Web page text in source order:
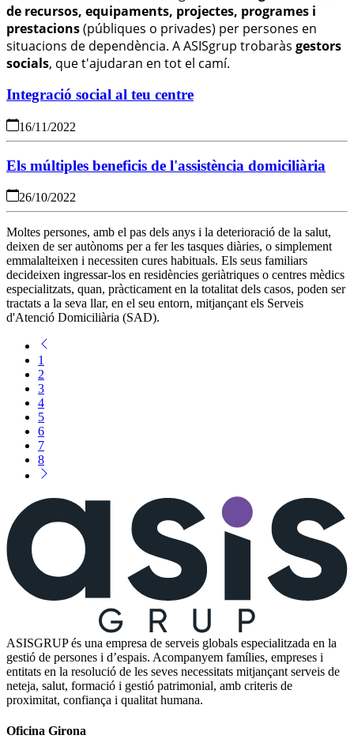
de recursos, equipaments, projectes, programes i
prestacions(públiques o privades) per persones en
situacions de dependència. A ASISgrup trobaràs gestors
socials, que t'ajudaran en tot el camí.
Integració social al teu centre
16/11/2022
Els múltiples beneficis de l'assistència domiciliària
26/10/2022
Moltes persones, amb el pas dels anys i la deterioració de la salut,
deixen de ser autònoms per a fer les tasques diàries, o simplement
emmalalteixen i necessiten cures habituals. Els seus familiars
decideixen ingressar-los en residències geriàtriques o centres mèdics
especialitzats, quan, pràcticament en la totalitat dels casos, poden ser
tractats a la seva llar, en el seu entorn, mitjançant els Serveis
d'Atenció Domiciliària (SAD).
1
2
3
4
5
6
7
8
ASISGRUP és una empresa de serveis globals especialitzada en la
gestió de persones i d’espais. Acompanyem famílies, empreses i
entitats en la resolució de les seves necessitats mitjançant serveis de
neteja, salut, formació i gestió patrimonial, amb criteris de
proximitat, confiança i qualitat humana.
Oficina Girona